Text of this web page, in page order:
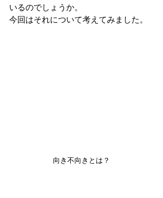
いるのでしょうか。
今回はそれについて考えてみました。
向き不向きとは？